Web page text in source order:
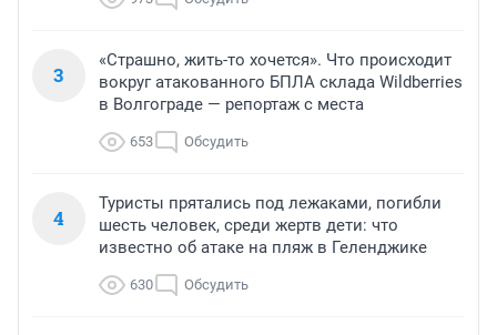
3
«Страшно, жить-то хочется». Что происходит
вокруг атакованного БПЛА склада Wildberries
в Волгограде — репортаж с места
653 Обсудить
4
Туристы прятались под лежаками, погибли
шесть человек, среди жертв дети: что
известно об атаке на пляж в Геленджике
630 Обсудить